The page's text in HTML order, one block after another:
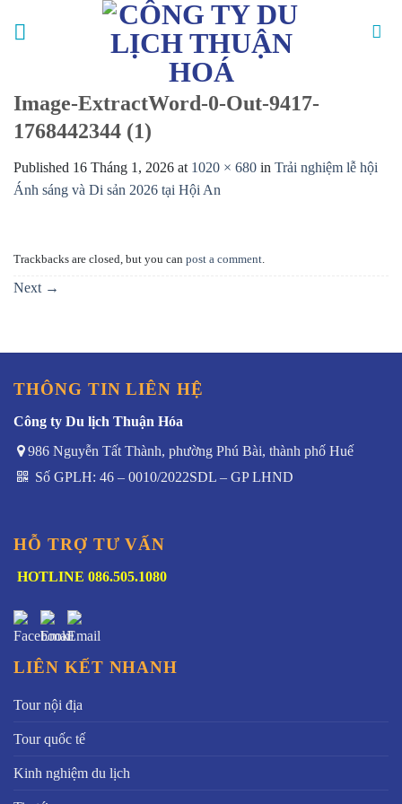
Image-ExtractWord-0-Out-9417-
1768442344 (1)
Published 16 Tháng 1, 2026 at 1020 × 680 in Trải nghiệm lễ hội
Ánh sáng và Di sản 2026 tại Hội An
Trackbacks are closed, but you can post a comment.
Next →
THÔNG TIN LIÊN HỆ
Công ty Du lịch Thuận Hóa
986 Nguyễn Tất Thành, phường Phú Bài, thành phố Huế
Số GPLH: 46 – 0010/2022SDL – GP LHND
HỖ TRỢ TƯ VẤN
HOTLINE 086.505.1080
LIÊN KẾT NHANH
Tour nội địa
Tour quốc tế
Kinh nghiệm du lịch